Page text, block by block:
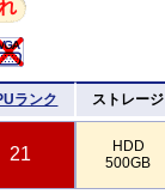
ランク ストレージ
21
HDD
500GB